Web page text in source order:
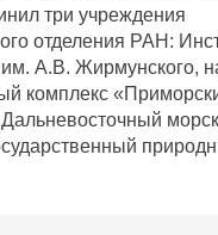
три учреждения
отделения РАН:
А.В. Жирмунского,
комплекс